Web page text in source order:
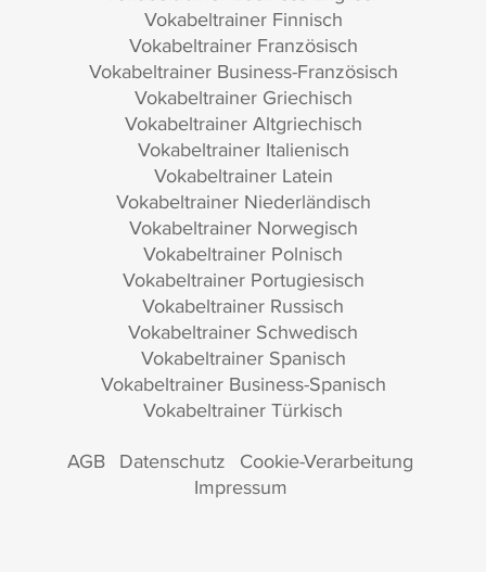
Vokabeltrainer Finnisch
Vokabeltrainer Französisch
Vokabeltrainer Business-Französisch
Vokabeltrainer Griechisch
Vokabeltrainer Altgriechisch
Vokabeltrainer Italienisch
Vokabeltrainer Latein
Vokabeltrainer Niederländisch
Vokabeltrainer Norwegisch
Vokabeltrainer Polnisch
Vokabeltrainer Portugiesisch
Vokabeltrainer Russisch
Vokabeltrainer Schwedisch
Vokabeltrainer Spanisch
Vokabeltrainer Business-Spanisch
Vokabeltrainer Türkisch
AGB Datenschutz Cookie-Verarbeitung
Impressum